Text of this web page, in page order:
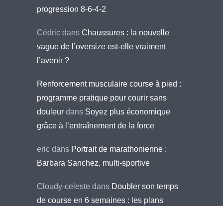
progression 8-6-4-2
Cédric dans Chaussures : la nouvelle
vague de l’oversize est-elle vraiment
l’avenir ?
Renforcement musculaire course à pied :
programme pratique pour courir sans
douleur dans Soyez plus économique
grâce à l’entraînement de la force
eric dans Portrait de marathonienne :
Barbara Sanchez, multi-sportive
Cloudy-celeste dans Doubler son temps
de course en 6 semaines : les plans